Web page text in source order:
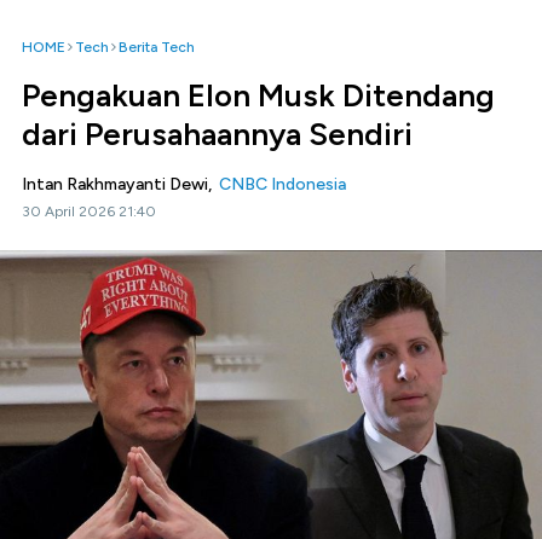
HOME Tech Berita Tech
Pengakuan Elon Musk Ditendang
dari Perusahaannya Sendiri
Intan Rakhmayanti Dewi, CNBC Indonesia
30 April 2026 21:40